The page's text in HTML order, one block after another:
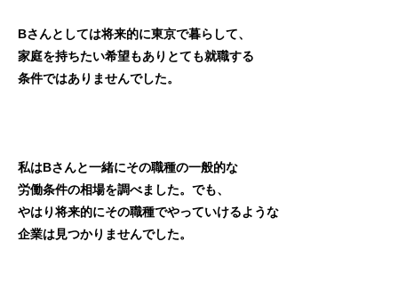
Bさんとしては将来的に東京で暮らして、
家庭を持ちたい希望もありとても就職する
条件ではありませんでした。
私はBさんと一緒にその職種の一般的な
労働条件の相場を調べました。でも、
やはり将来的にその職種でやっていけるような
企業は見つかりませんでした。